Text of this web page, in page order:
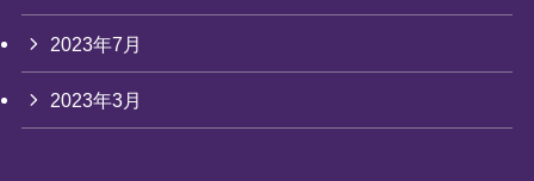
2023年7月
2023年3月